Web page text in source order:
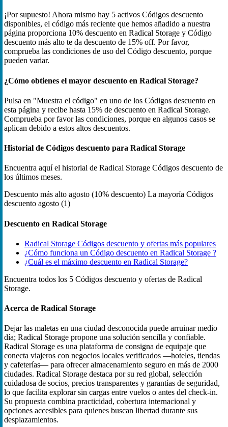
¡Por supuesto! Ahora mismo hay 5 activos Códigos descuento
disponibles, el código más reciente que hemos añadido a nuestra
página proporciona 10% descuento en Radical Storage y Código
descuento más alto te da descuento de 15% off. Por favor,
comprueba las condiciones de uso del Código descuento, porque
pueden variar.
¿Cómo obtienes el mayor descuento en Radical Storage?
Pulsa en "Muestra el código" en uno de los Códigos descuento en
esta página y recibe hasta 15% de descuento en Radical Storage.
Comprueba por favor las condiciones, porque en algunos casos se
aplican debido a estos altos descuentos.
Historial de Códigos descuento para Radical Storage
Encuentra aquí el historial de Radical Storage Códigos descuento de
los últimos meses.
Descuento más alto agosto (10% descuento) La mayoría Códigos
descuento agosto (1)
Descuento en Radical Storage
Radical Storage Códigos descuento y ofertas más populares
¿Cómo funciona un Código descuento en Radical Storage ?
¿Cuál es el máximo descuento en Radical Storage?
Encuentra todos los 5 Códigos descuento y ofertas de Radical
Storage.
Acerca de Radical Storage
Dejar las maletas en una ciudad desconocida puede arruinar medio
día; Radical Storage propone una solución sencilla y confiable.
Radical Storage es una plataforma de consigna de equipaje que
conecta viajeros con negocios locales verificados —hoteles, tiendas
y cafeterías— para ofrecer almacenamiento seguro en más de 2000
ciudades. Radical Storage destaca por su red global, selección
cuidadosa de socios, precios transparentes y garantías de seguridad,
lo que facilita explorar sin cargas entre vuelos o antes del check‑in.
Su propuesta combina practicidad, cobertura internacional y
opciones accesibles para quienes buscan libertad durante sus
desplazamientos.